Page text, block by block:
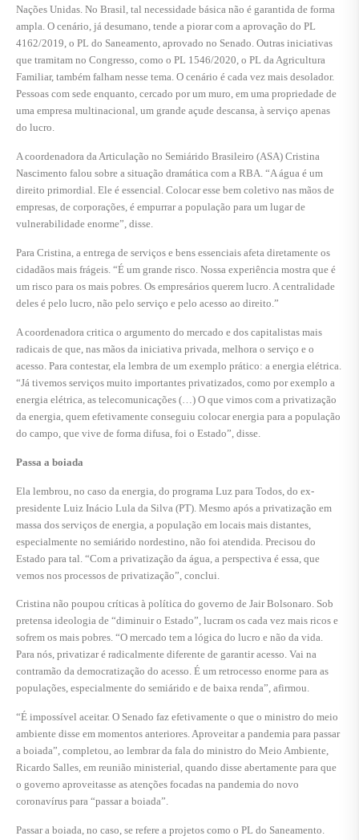
Nações Unidas. No Brasil, tal necessidade básica não é garantida de forma
ampla. O cenário, já desumano, tende a piorar com a aprovação do PL
4162/2019, o PL do Saneamento, aprovado no Senado. Outras iniciativas
que tramitam no Congresso, como o PL 1546/2020, o PL da Agricultura
Familiar, também falham nesse tema. O cenário é cada vez mais desolador.
Pessoas com sede enquanto, cercado por um muro, em uma propriedade de
uma empresa multinacional, um grande açude descansa, à serviço apenas
do lucro.
A coordenadora da Articulação no Semiárido Brasileiro (ASA) Cristina
Nascimento falou sobre a situação dramática com a RBA. “A água é um
direito primordial. Ele é essencial. Colocar esse bem coletivo nas mãos de
empresas, de corporações, é empurrar a população para um lugar de
vulnerabilidade enorme”, disse.
Para Cristina, a entrega de serviços e bens essenciais afeta diretamente os
cidadãos mais frágeis. “É um grande risco. Nossa experiência mostra que é
um risco para os mais pobres. Os empresários querem lucro. A centralidade
deles é pelo lucro, não pelo serviço e pelo acesso ao direito.”
A coordenadora critica o argumento do mercado e dos capitalistas mais
radicais de que, nas mãos da iniciativa privada, melhora o serviço e o
acesso. Para contestar, ela lembra de um exemplo prático: a energia elétrica.
“Já tivemos serviços muito importantes privatizados, como por exemplo a
energia elétrica, as telecomunicações (…) O que vimos com a privatização
da energia, quem efetivamente conseguiu colocar energia para a população
do campo, que vive de forma difusa, foi o Estado”, disse.
Passa a boiada
Ela lembrou, no caso da energia, do programa Luz para Todos, do ex-
presidente Luiz Inácio Lula da Silva (PT). Mesmo após a privatização em
massa dos serviços de energia, a população em locais mais distantes,
especialmente no semiárido nordestino, não foi atendida. Precisou do
Estado para tal. “Com a privatização da água, a perspectiva é essa, que
vemos nos processos de privatização”, conclui.
Cristina não poupou críticas à política do governo de Jair Bolsonaro. Sob
pretensa ideologia de “diminuir o Estado”, lucram os cada vez mais ricos e
sofrem os mais pobres. “O mercado tem a lógica do lucro e não da vida.
Para nós, privatizar é radicalmente diferente de garantir acesso. Vai na
contramão da democratização do acesso. É um retrocesso enorme para as
populações, especialmente do semiárido e de baixa renda”, afirmou.
“É impossível aceitar. O Senado faz efetivamente o que o ministro do meio
ambiente disse em momentos anteriores. Aproveitar a pandemia para passar
a boiada”, completou, ao lembrar da fala do ministro do Meio Ambiente,
Ricardo Salles, em reunião ministerial, quando disse abertamente para que
o governo aproveitasse as atenções focadas na pandemia do novo
coronavírus para “passar a boiada”.
Passar a boiada, no caso, se refere a projetos como o PL do Saneamento.